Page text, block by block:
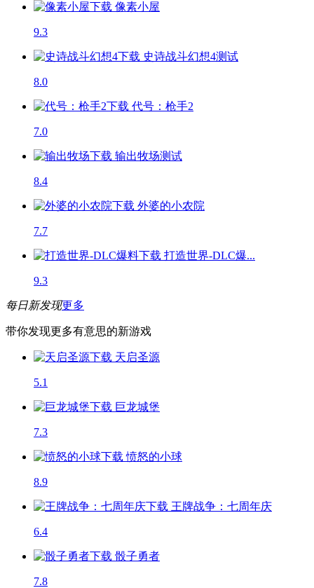
像素小屋
9.3
史诗战斗幻想4测试
8.0
代号：枪手2
7.0
输出牧场测试
8.4
外婆的小农院
7.7
打造世界-DLC爆...
9.3
每日新发现更多
带你发现更多有意思的新游戏
天启圣源
5.1
巨龙城堡
7.3
愤怒的小球
8.9
王牌战争：七周年庆
6.4
骰子勇者
7.8